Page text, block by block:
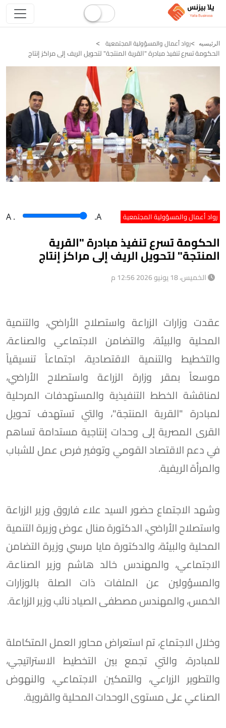
الرئيسيه رواد أعمال والمسؤولية المجتمعية
الحكومة تسرع تنفيذ مبادرة "القرية المنتجة" لتحويل الريف إلى مراكز إنتاج
رواد أعمال والمسؤولية المجتمعية A . .A
الحكومة تسرع تنفيذ مبادرة "القرية
المنتجة" لتحويل الريف إلى مراكز إنتاج
الخميس، 18 يونيو 2026 12:56 م
عقدت وزارات الزراعة واستصلاح الأراضي، والتنمية
المحلية والبيئة، والتضامن الاجتماعي والصناعة،
والتخطيط والتنمية الاقتصادية، اجتماعاً تنسيقياً
موسعاً بمقر وزارة الزراعة واستصلاح الأراضي،
لمناقشة الخطط التنفيذية والمستهدفات المرحلية
لمبادرة "القرية المنتجة"، والتي تستهدف تحويل
القرى المصرية إلى وحدات إنتاجية مستدامة تساهم
في دعم الاقتصاد القومي وتوفير فرص عمل للشباب
والمرأة الريفية.
وشهد الاجتماع حضور السيد علاء فاروق وزير الزراعة
واستصلاح الأراضي، الدكتورة منال عوض وزيرة التنمية
المحلية والبيئة، والدكتورة مايا مرسي وزيرة التضامن
الاجتماعي، والمهندس خالد هاشم وزير الصناعة،
والمسؤولين عن الملفات ذات الصلة بالوزارات
الخمس، والمهندس مصطفى الصياد نائب وزير الزراعة.
وخلال الاجتماع، تم استعراض محاور العمل المتكاملة
للمبادرة، والتي تجمع بين التخطيط الاستراتيجي،
والتطوير الزراعي، والتمكين الاجتماعي، والنهوض
الصناعي على مستوى الوحدات المحلية والقروية.